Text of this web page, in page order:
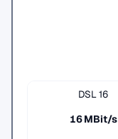
DSL 16
16 MBit/s